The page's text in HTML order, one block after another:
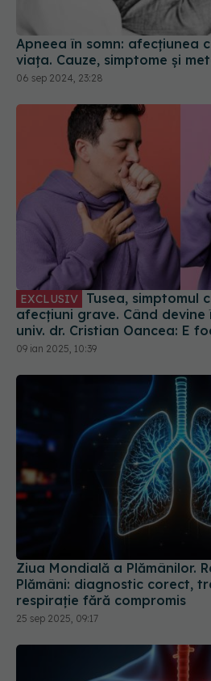
EXCLUSIV
Tusea, simptomul care poate ascunde
afecțiuni grave. Când
univ. dr. Cristian Oancea: E
09 ian 2025, 10:39
Ziua Mondială a Plămânilor.
Plămâni: diagnostic corect,
respirație fără compromis
25 sep 2025, 09:17